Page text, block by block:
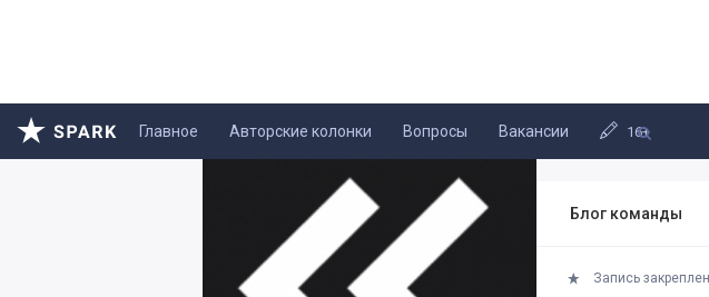
Главное Авторские колонки Вопросы Вакансии 16+
Блог команды
Запись